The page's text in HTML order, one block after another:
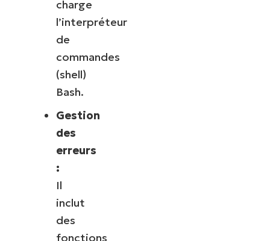
charge
l’interpréteur
de
commandes
(shell)
Bash.
Gestion
des
erreurs
:
Il
inclut
des
fonctions